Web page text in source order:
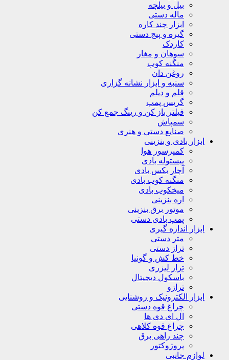
بیل و بیلچه
ماله دستی
ابزار چند کاره
گیره و پیج دستی
کاردک
سوهان و مغار
منگنه کوب
روغن دان
سنبه و ابزار نشانه گزاری
قلم و دیلم
گریس پمپ
فیلتر باز کن و رینگ جمع کن
سمپاش
صنایع دستی و هنری
ابزار بادی و بنزینی
کمپرسور هوا
پیستوله بادی
آچار بکس بادی
منگنه کوب بادی
میخکوب بادی
اره بنزینی
موتور برق بنزینی
پمپ بادی دستی
ابزار اندازه گیری
متر دستی
تراز دستی
خط کش و گونیا
تراز لیزری
باسکول دیجیتال
ترازو
ابزار الکترونیک و روشنایی
چراغ قوه دستی
ال ای دی ها
چراغ قوه کلاهی
چند راهی برق
پروژوکتور
لوازم جانبی